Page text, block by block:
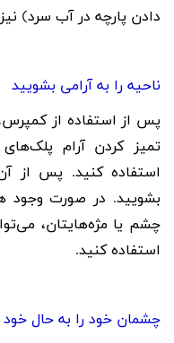
دادن پارچه در آب سرد)
ناحیه را به آرامی بشویید
پس از استفاده از
تمیز کردن آرام
استفاده کنید. پس از
بشویید. در صورت وجود
چشم یا مژه‌هایتان،
استفاده کنید.
چشمان خود را به حال خود